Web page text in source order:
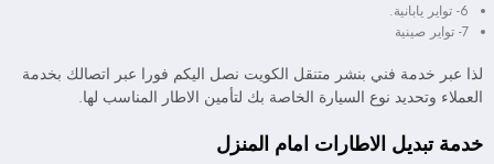
6- تواير يابانية.
7- تواير صينية
لذا عبر خدمة فني بنشر متنقل الكويت نصل اليكم فورا عبر اتصالك بخدمة
العملاء وتحديد نوع السيارة الخاصة بك لتأمين الاطار المناسب لها.
خدمة تبديل الاطارات امام المنزل